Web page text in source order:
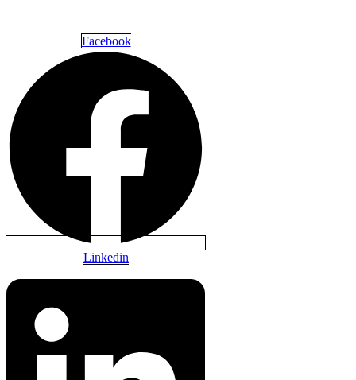
Facebook
Linkedin